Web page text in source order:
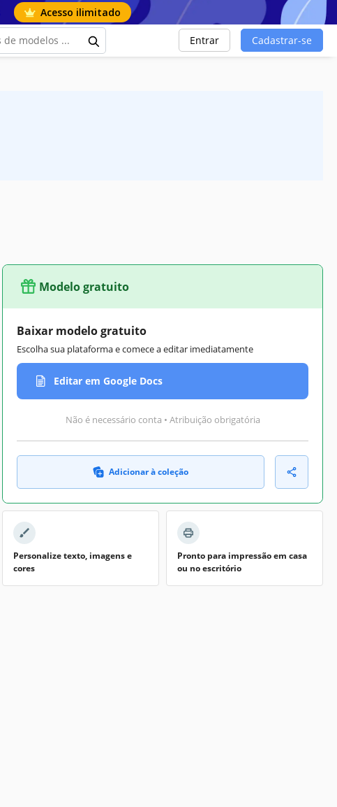
Acesso ilimitado
Entrar Cadastrar-se
Modelo gratuito
Baixar modelo gratuito
Escolha sua plataforma e comece a editar imediatamente
Editar em Google Docs
Não é necessário conta • Atribuição obrigatória
Adicionar à coleção
Personalize texto, imagens e
cores
Pronto para impressão em casa
ou no escritório